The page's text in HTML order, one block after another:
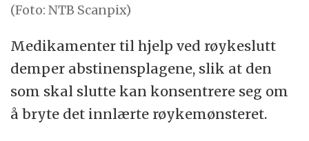
(Foto: NTB Scanpix)
Medikamenter til hjelp ved røykeslutt
demper abstinensplagene, slik at den
som skal slutte kan konsentrere seg om
å bryte det innlærte røykemønsteret.